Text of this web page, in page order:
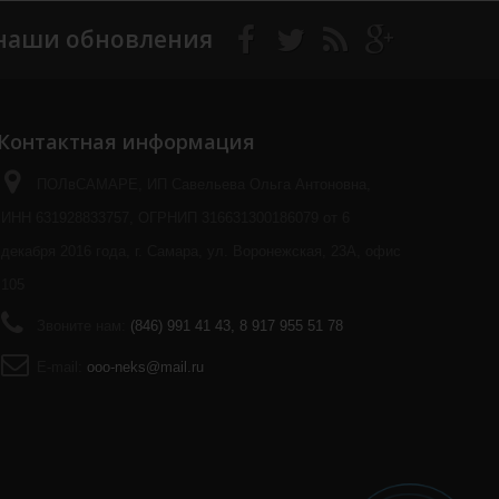
обновления
Контактная информация
(846) 991 41 43, 8 917 955 51 78
ooo-neks@mail.ru